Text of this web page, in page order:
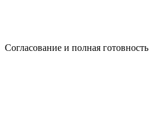
Согласование и полная готовность